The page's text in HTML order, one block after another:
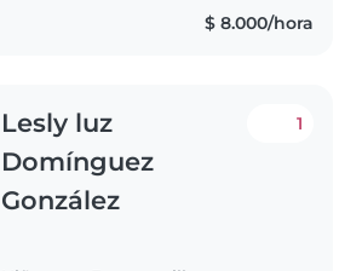
$ 8.000/hora
Lesly luz
Domínguez
González
1